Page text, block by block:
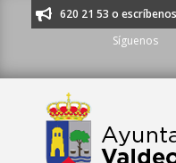
al 91 620 21 53 o
Síguenos